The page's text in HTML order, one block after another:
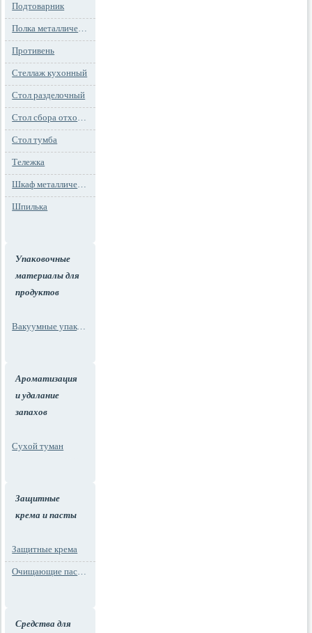
Подтоварник
Полка металлическая
Противень
Стеллаж кухонный
Стол разделочный
Стол сбора отходов
Стол тумба
Тележка
Шкаф металлический
Шпилька
Упаковочные
материалы для
продуктов
Вакуумные упаковки
Ароматизация
и удалание
запахов
Сухой туман
Защитные
крема и пасты
Защитные крема
Очищающие пасты для рук
Средства для